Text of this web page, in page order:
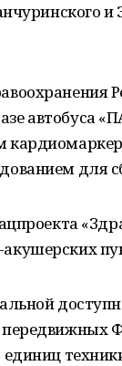
и
автобуса
для
единиц